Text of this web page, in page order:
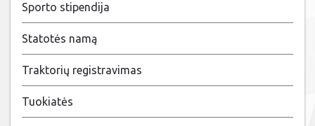
Sporto stipendija
Statotės namą
Traktorių registravimas
Tuokiatės